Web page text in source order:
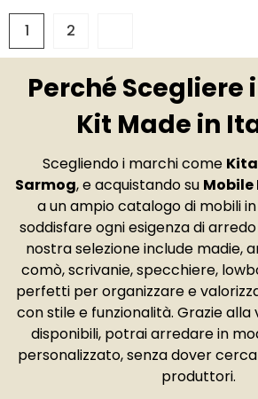
1 2
Perché Scegliere
Kit Made in
Scegliendo i marchi come
Sarmog, e acquistando su Mobile
a un ampio catalogo di mobili
soddisfare ogni esigenza di
nostra selezione include madie,
comò, scrivanie, specchiere,
perfetti per organizzare e
con stile e funzionalità. Grazie alla
disponibili, potrai arredare in
personalizzato, senza dover
produttori.